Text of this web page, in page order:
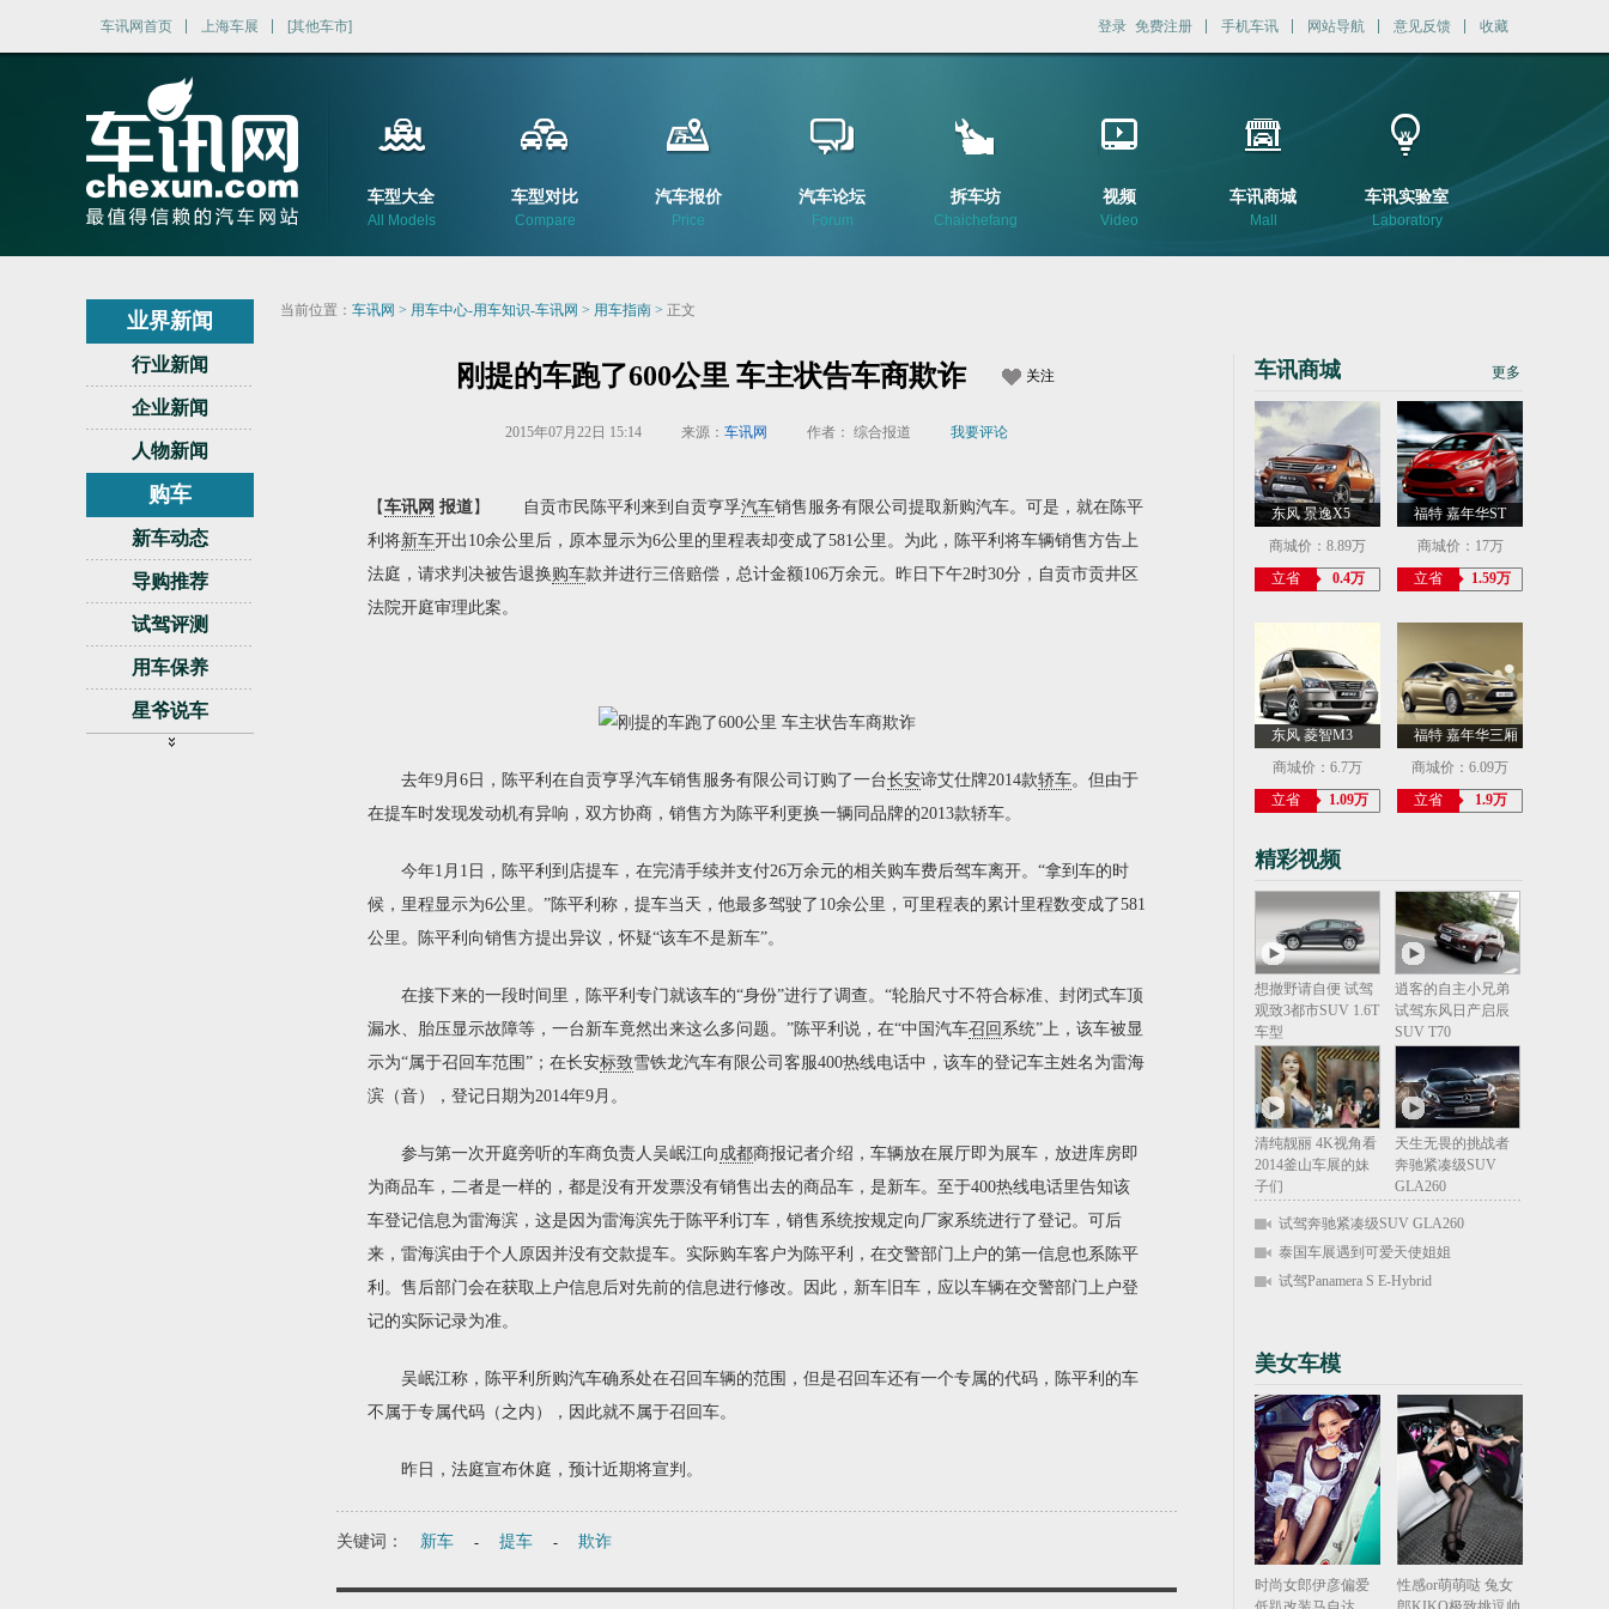
车讯网首页 上海车展 [其他车市] 登录 免费注册 手机车讯 网站导航 意见反馈 收藏
车型大全
All Models
车型对比
Compare
汽车报价
Price
汽车论坛
Forum
拆车坊
Chaichefang
视频
Video
车讯商城
Mall
车讯实验室
Laboratory
业界新闻
行业新闻
企业新闻
人物新闻
购车
新车动态
导购推荐
试驾评测
用车保养
星爷说车
视频
当前位置： 车讯网 > 用车中心-用车知识-车讯网 > 用车指南 > 正文
刚提的车跑了600公里 车主状告车商欺诈 关注
2015年07月22日 15:14 来源： 车讯网 作者： 综合报道 我要评论
【车讯网 报道】 自贡市民陈平利来到自贡亨孚汽车销售服务有限公司提取新购汽车。可是，就在陈平
利将新车开出10余公里后，原本显示为6公里的里程表却变成了581公里。为此，陈平利将车辆销售方告上
法庭，请求判决被告退换购车款并进行三倍赔偿，总计金额106万余元。昨日下午2时30分，自贡市贡井区
法院开庭审理此案。
去年9月6日，陈平利在自贡亨孚汽车销售服务有限公司订购了一台长安谛艾仕牌2014款轿车。但由于
在提车时发现发动机有异响，双方协商，销售方为陈平利更换一辆同品牌的2013款轿车。
今年1月1日，陈平利到店提车，在完清手续并支付26万余元的相关购车费后驾车离开。“拿到车的时
候，里程显示为6公里。”陈平利称，提车当天，他最多驾驶了10余公里，可里程表的累计里程数变成了581
公里。陈平利向销售方提出异议，怀疑“该车不是新车”。
在接下来的一段时间里，陈平利专门就该车的“身份”进行了调查。“轮胎尺寸不符合标准、封闭式车顶
漏水、胎压显示故障等，一台新车竟然出来这么多问题。”陈平利说，在“中国汽车召回 系统”上，该车被显
示为“属于召回车范围”；在长安标致雪铁龙汽车有限公司客服400热线电话中，该车的登记车主姓名为雷海
滨（音），登记日期为2014年9月。
参与第一次开庭旁听的车商负责人吴岷江向 成都商报记者介绍，车辆放在展厅即为展车，放进库房即
为商品车，二者是一样的，都是没有开发票没有销售出去的商品车，是新车。至于400热线电话里告知该
车登记信息为雷海滨，这是因为雷海滨先于陈平利订车，销售系统按规定向厂家系统进行了登记。可后
来，雷海滨由于个人原因并没有交款提车。实际购车客户为陈平利，在交警部门上户的第一信息也系陈平
利。售后部门会在获取上户信息后对先前的信息进行修改。因此，新车旧车，应以车辆在交警部门上户登
记的实际记录为准。
吴岷江称，陈平利所购汽车确系处在召回车辆的范围，但是召回车还有一个专属的代码，陈平利的车
不属于专属代码（之内），因此就不属于召回车。
昨日，法庭宣布休庭，预计近期将宣判。
关键词： 新车 - 提车 - 欺诈
更多
车讯商城
东风 景逸X5
商城价：8.89万
立省
0.4万
福特 嘉年华ST
商城价：17万
立省
1.59万
东风 菱智M3
商城价：6.7万
立省
1.09万
福特 嘉年华三厢
商城价：6.09万
立省
1.9万
精彩视频
想撤野请自便 试驾
观致3都市SUV 1.6T
车型
逍客的自主小兄弟
试驾东风日产启辰
SUV T70
清纯靓丽 4K视角看
2014釜山车展的妹
子们
天生无畏的挑战者
奔驰紧凑级SUV
GLA260
试驾奔驰紧凑级SUV GLA260
泰国车展遇到可爱天使姐姐
试驾Panamera S E-Hybrid
美女车模
时尚女郎伊彦偏爱
性感or萌萌哒 兔女